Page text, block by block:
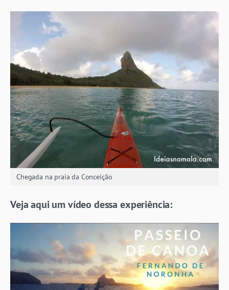
Chegada na praia da Conceição
Veja aqui um vídeo dessa experiência: